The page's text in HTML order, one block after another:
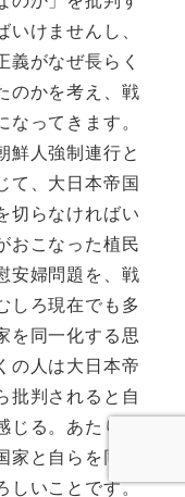
けませんし、
義がなぜ長らく
のかを考え、戦
ってきます。
鮮人強制連行と
て、大日本帝国
切らなければい
おこなった植民
安婦問題を、戦
しろ現在でも多
を同一化する思
の人は大日本帝
批判されると自
る。あたりま
と自らを同一
しいことです。